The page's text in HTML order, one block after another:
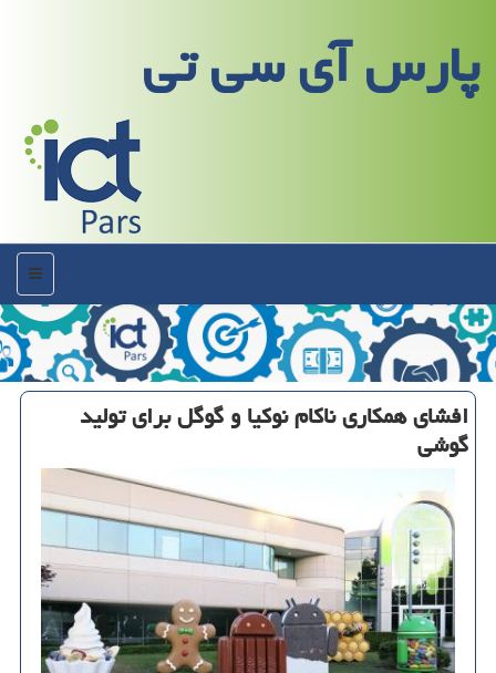
پارس آی سی تی
منو
افشای همكاری ناكام نوكیا و گوگل برای تولید
گوشی